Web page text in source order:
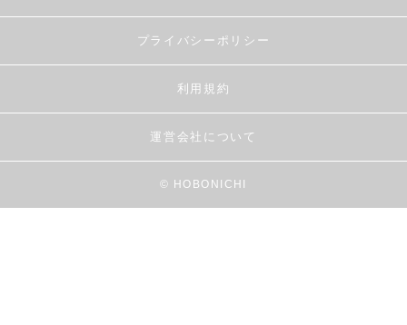
プライバシーポリシー
利用規約
運営会社について
© HOBONICHI